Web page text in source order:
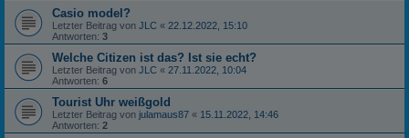
Casio model?
Letzter Beitrag von JLC « 22.12.2022, 15:10
Antworten: 3
Welche Citizen ist das? Ist sie echt?
Letzter Beitrag von JLC « 27.11.2022, 10:04
Antworten: 6
Tourist Uhr weißgold
Letzter Beitrag von julamaus87 « 15.11.2022, 14:46
Antworten: 2